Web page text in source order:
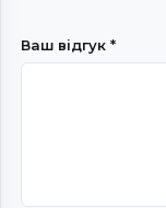
Ваш відгук *